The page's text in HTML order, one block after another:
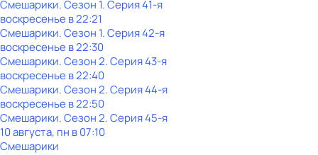
Смешарики. Сезон 1. Серия 41-я
воскресенье в22:21
Смешарики. Сезон 1. Серия 42-я
воскресенье в22:30
Смешарики. Сезон 2. Серия 43-я
воскресенье в22:40
Смешарики. Сезон 2. Серия 44-я
воскресенье в22:50
Смешарики. Сезон 2. Серия 45-я
10 августа, пн в 07:10
Смешарики